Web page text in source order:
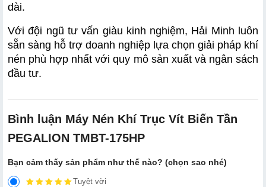
dài.
Với đội ngũ tư vấn giàu kinh nghiệm, Hải Minh luôn
sẵn sàng hỗ trợ doanh nghiệp lựa chọn giải pháp khí
nén phù hợp nhất với quy mô sản xuất và ngân sách
đầu tư.
Bình luận Máy Nén Khí Trục Vít Biến Tần
PEGALION TMBT-175HP
Bạn cảm thấy sản phẩm như thế nào? (chọn sao nhé)
Tuyệt vời